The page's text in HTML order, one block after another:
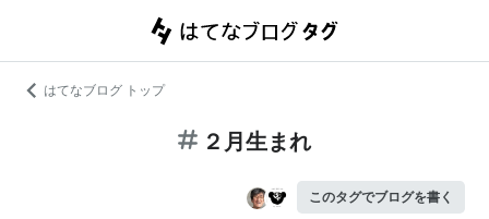
はてなブログ トップ
２月生まれ
このタグでブログを書く